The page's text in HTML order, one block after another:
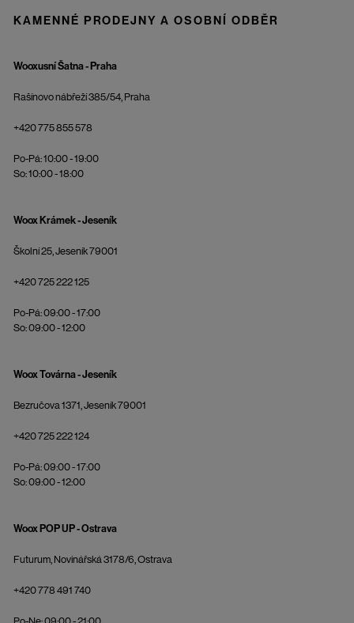
KAMENNÉ PRODEJNY A OSOBNÍ ODBĚR
Wooxusní Šatna - Praha
Rašínovo nábřeží 385/54, Praha
+420 775 855 578
Po-Pá: 10:00 - 19:00
So: 10:00 - 18:00
Woox Krámek - Jeseník
Školní 25, Jeseník 79001
+420 725 222 125
Po-Pá: 09:00 - 17:00
So: 09:00 - 12:00
Woox Továrna - Jeseník
Bezručova 1371, Jeseník 79001
+420 725 222 124
Po-Pá: 09:00 - 17:00
So: 09:00 - 12:00
Woox POP UP - Ostrava
Futurum, Novinářská 3178/6, Ostrava
+420 778 491 740